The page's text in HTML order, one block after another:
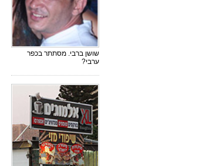
שושן ברבי. מסתתר בכפר
ערבי?